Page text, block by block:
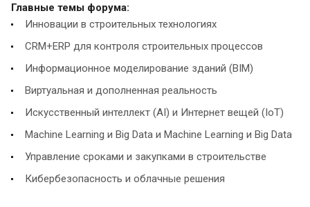
Главные темы форума:
Инновации в строительных технологиях
CRM+ERP для контроля строительных процессов
Информационное моделирование зданий (BIM)
Виртуальная и дополненная реальность
Искусственный интеллект (AI) и Интернет вещей (IoT)
Machine Learning и Big Data и Machine Learning и Big Data
Управление сроками и закупками в строительстве
Кибербезопасность и облачные решения